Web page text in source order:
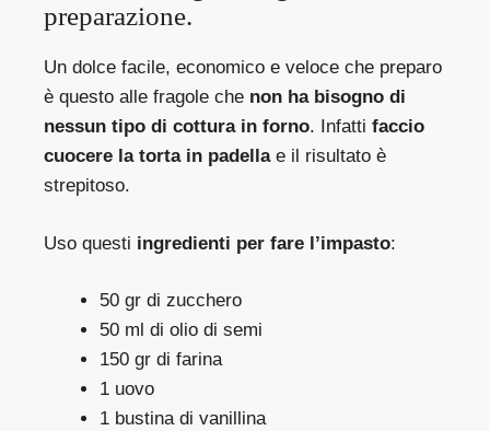
preparazione.
Un dolce facile, economico e veloce che preparo
è questo alle fragole che non ha bisogno di
nessun tipo di cottura in forno. Infattifaccio
cuocere la torta in padellae il risultato è
strepitoso.
Uso questi ingredienti per fare l’impasto:
50 gr di zucchero
50 ml di olio di semi
150 gr di farina
1 uovo
1 bustina di vanillina